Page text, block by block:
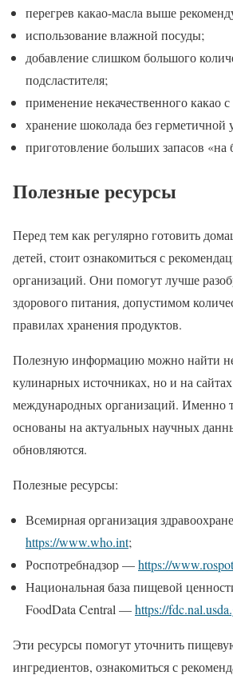
перегрев какао-масла выше
использование влажной посуды;
добавление слишком большого
подсластителя;
применение некачественного какао
хранение шоколада без герметичной
приготовление больших запасов «на
Полезные ресурсы
Перед тем как регулярно готовить
детей, стоит ознакомиться с
организаций. Они помогут лучше
здорового питания, допустимом
правилах хранения продуктов.
Полезную информацию можно найти
кулинарных источниках, но и на
международных организаций. Именно
основаны на актуальных научных
обновляются.
Полезные ресурсы:
Всемирная организация
https://www.who.int;
Роспотребнадзор —https://
Национальная база пищевой
FoodData Central —https://
Эти ресурсы помогут уточнить
ингредиентов, ознакомиться с